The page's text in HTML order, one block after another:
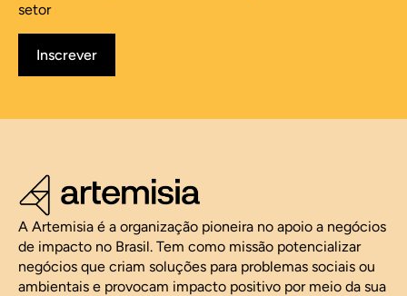
setor
Inscrever
A Artemisia é a organização pioneira no apoio a negócios
de impacto no Brasil. Tem como missão potencializar
negócios que criam soluções para problemas sociais ou
ambientais e provocam impacto positivo por meio da sua